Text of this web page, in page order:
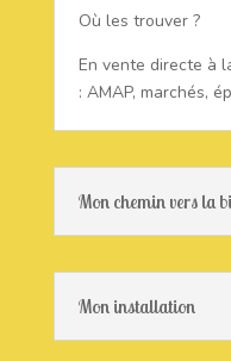
Où les trouver ?
En vente directe à
: AMAP, marchés,
Mon chemin vers la
Mon installation